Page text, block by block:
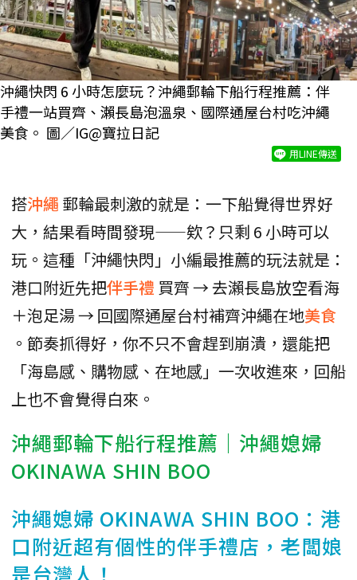
沖繩快閃 6 小時怎麼玩？沖繩郵輪下船行程推薦：伴
手禮一站買齊、瀨長島泡溫泉、國際通屋台村吃沖繩
美食。 圖／IG@寶拉日記
用LINE傳送
搭沖繩 郵輪最刺激的就是：一下船覺得世界好
大，結果看時間發現——欸？只剩 6 小時可以
玩。這種「沖繩快閃」小編最推薦的玩法就是：
港口附近先把伴手禮 買齊 → 去瀨長島放空看海
＋泡足湯 → 回國際通屋台村補齊沖繩在地美食
。節奏抓得好，你不只不會趕到崩潰，還能把
「海島感、購物感、在地感」一次收進來，回船
上也不會覺得白來。
沖繩郵輪下船行程推薦｜沖繩媳婦
OKINAWA SHIN BOO
沖繩媳婦 OKINAWA SHIN BOO：港
口附近超有個性的伴手禮店，老闆娘
是台灣人！